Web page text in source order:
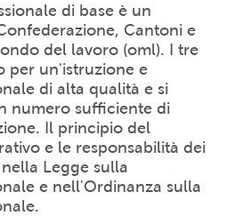
di base è un
Cantoni e
del lavoro (oml). I tre
per un'istruzione e
di alta qualità e si
numero sufficiente di
Il principio del
e le responsabilità dei
Legge sulla
e nell'Ordinanza sulla